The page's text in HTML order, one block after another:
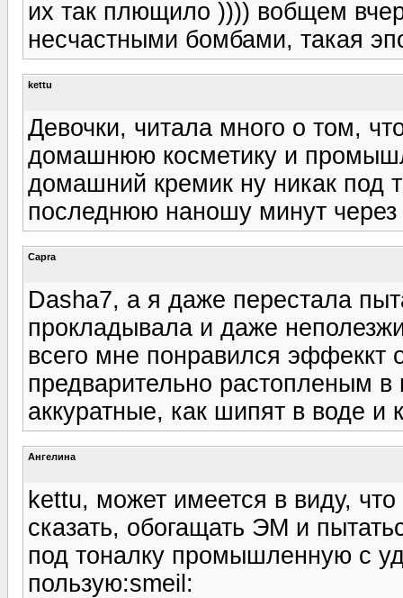
их так плющило )))) вобщем
несчастными бомбами, такая
kettu
Девочки, читала много о том,
домашнюю косметику и
домашний кремик ну никак под
последнюю наношу минут
Capra
Dasha7, а я даже перестала
прокладывала и даже
всего мне понравился эффеккт
предварительно растопленым
аккуратные, как шипят в воде и
Ангелина
kettu, может имеется в виду,
сказать, обогащать ЭМ и
под тоналку промышленную с
пользую:smeil: